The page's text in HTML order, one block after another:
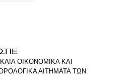
ΟΙΚΟΝΟΜΙΚΑ ΚΑΙ
ΑΙΤΗΜΑΤΑ ΤΩΝ